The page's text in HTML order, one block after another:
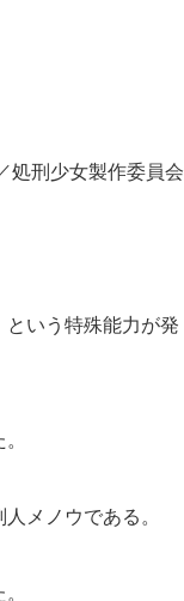
処刑少女製作委員会
という特殊能力が発
メノウである。